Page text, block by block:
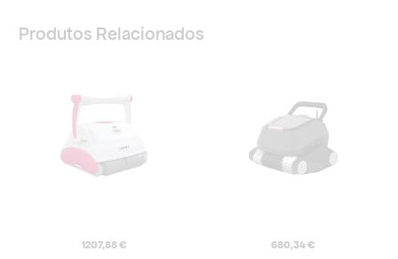
Produtos Relacionados
1207,88€ 680,34€